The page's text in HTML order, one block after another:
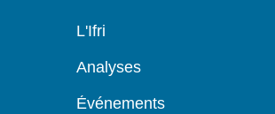
Navigation
L'Ifri
Analyses
Événements